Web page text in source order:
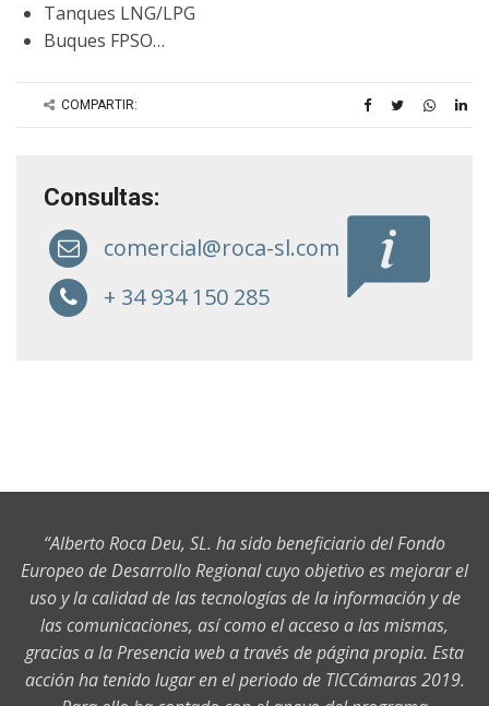
Tanques LNG/LPG
Buques FPSO…
COMPARTIR:
Consultas:
comercial@roca-sl.com
+ 34 934 150 285
“Alberto Roca Deu, SL. ha sido beneficiario del Fondo
Europeo de Desarrollo Regional cuyo objetivo es mejorar el
uso y la calidad de las tecnologías de la información y de
las comunicaciones, así como el acceso a las mismas,
gracias a la Presencia web a través de página propia. Esta
acción ha tenido lugar en el periodo de TICCámaras 2019.